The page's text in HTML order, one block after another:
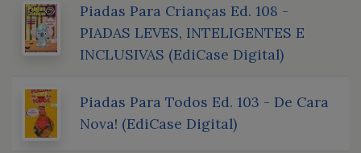
Piadas Para Crianças Ed. 108 -
PIADAS LEVES, INTELIGENTES E
INCLUSIVAS (EdiCase Digital)
Piadas Para Todos Ed. 103 - De Cara
Nova! (EdiCase Digital)